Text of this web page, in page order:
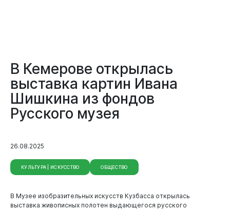
В Кемерове открылась
выставка картин Ивана
Шишкина из фондов
Русского музея
26.08.2025
КУЛЬТУРА | ИСКУССТВО ОБЩЕСТВО
В Музее изобразительных искусств Кузбасса открылась
выставка живописных полотен выдающегося русского